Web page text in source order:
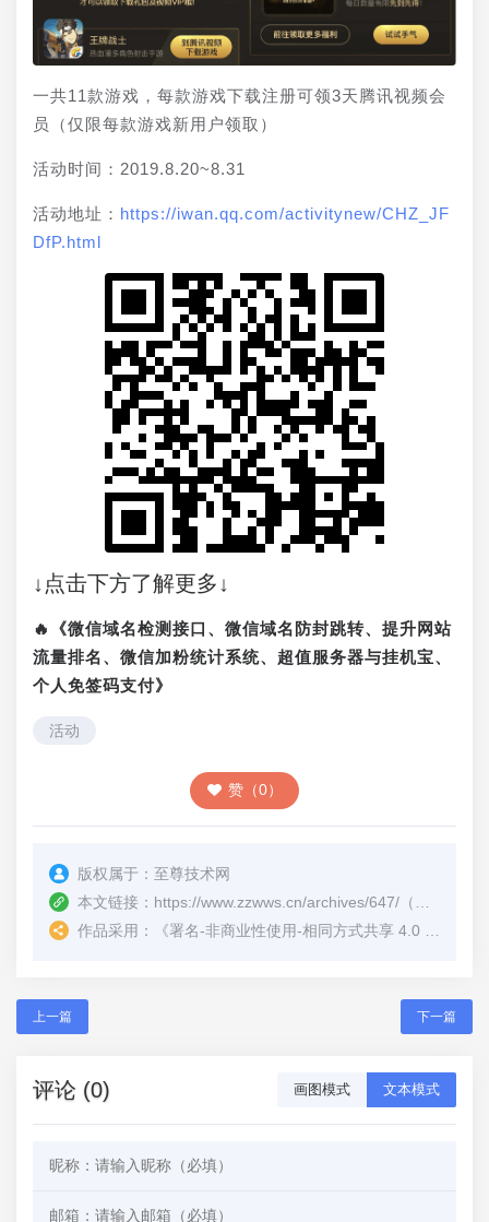
一共11款游戏，每款游戏下载注册可领3天腾讯视频会
员（仅限每款游戏新用户领取）
活动时间：2019.8.20~8.31
活动地址： https://iwan.qq.com/activitynew/CHZ_JF
DfP.html
↓点击下方了解更多↓
🔥《微信域名检测接口、微信域名防封跳转、提升网站
流量排名、微信加粉统计系统、超值服务器与挂机宝、
个人免签码支付》
活动
赞（0）
版权属于： 至尊技术网
本文链接： https://www.zzwws.cn/archives/647/ （转载时请注明本文出处及文章链接）
作品采用：
《署名-非商业性使用-相同方式共享 4.0 国际 (CC BY-NC-SA 4.0)
上一篇 下一篇
评论 (0) 画图模式 文本模式